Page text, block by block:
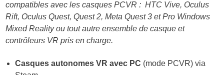
compatibles avec les casques PCVR : HTC Vive, Oculus
Rift, Oculus Quest, Quest 2, Meta Quest 3 et Pro Windows
Mixed Reality ou tout autre ensemble de casque et
contrôleurs VR pris en charge.
Casques autonomes VR avec PC (mode PCVR) via